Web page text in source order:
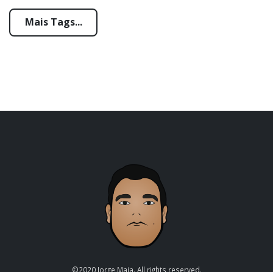
Mais Tags...
©2020 Jorge Maia. All rights reserved.